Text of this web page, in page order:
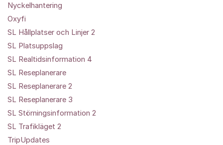
Nyckelhantering
Oxyfi
SL Hållplatser och Linjer 2
SL Platsuppslag
SL Realtidsinformation 4
SL Reseplanerare
SL Reseplanerare 2
SL Reseplanerare 3
SL Störningsinformation 2
SL Trafikläget 2
TripUpdates